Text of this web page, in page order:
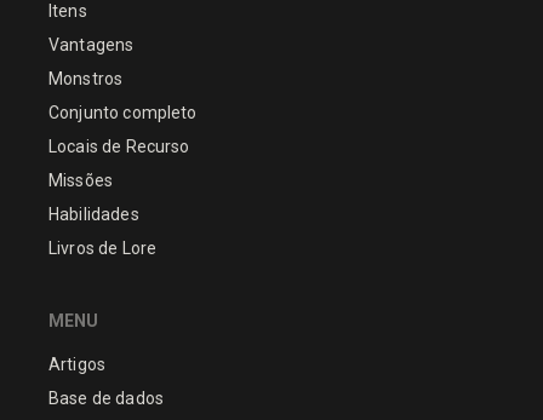
Itens
Vantagens
Monstros
Conjunto completo
Locais de Recurso
Missões
Habilidades
Livros de Lore
MENU
Artigos
Base de dados